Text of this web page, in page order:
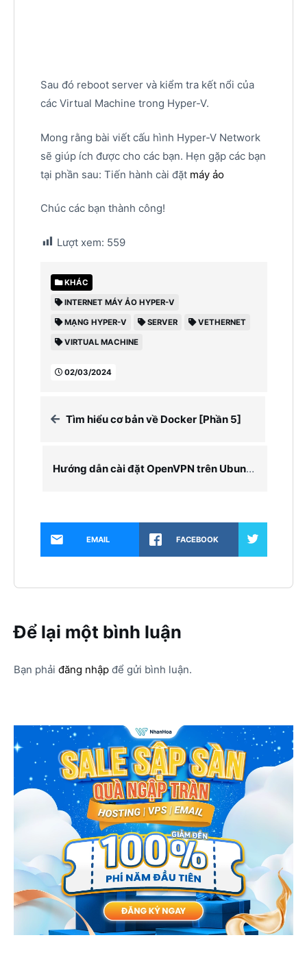
Sau đó reboot server và kiểm tra kết nổi của
các Virtual Machine trong Hyper-V.
Mong rằng bài viết cấu hình Hyper-V Network
sẽ giúp ích được cho các bạn. Hẹn gặp các bạn
tại phần sau: Tiến hành cài đặt máy ảo
Chúc các bạn thành công!
Lượt xem: 559
KHÁC
INTERNET MÁY ẢO HYPER-V
MẠNG HYPER-V SERVER VETHERNET
VIRTUAL MACHINE
02/03/2024
Tìm hiểu cơ bản về Docker [Phần 5]
Hướng dẫn cài đặt OpenVPN trên Ubuntu 22.04
EMAIL FACEBOOK
Để lại một bình luận
Bạn phải đăng nhập để gửi bình luận.